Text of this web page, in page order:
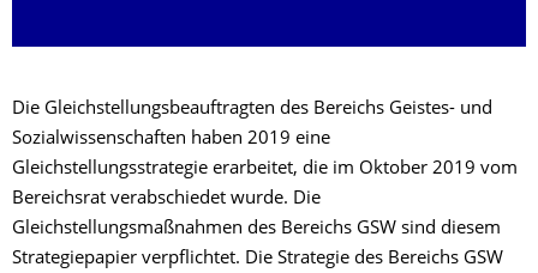
Die Gleichstellungsbeauftragten des Bereichs Geistes- und
Sozialwissenschaften haben 2019 eine
Gleichstellungsstrategie erarbeitet, die im Oktober 2019 vom
Bereichsrat verabschiedet wurde. Die
Gleichstellungsmaßnahmen des Bereichs GSW sind diesem
Strategiepapier verpflichtet. Die Strategie des Bereichs GSW